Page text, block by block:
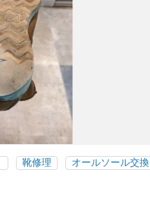
靴修理 オールソール交換